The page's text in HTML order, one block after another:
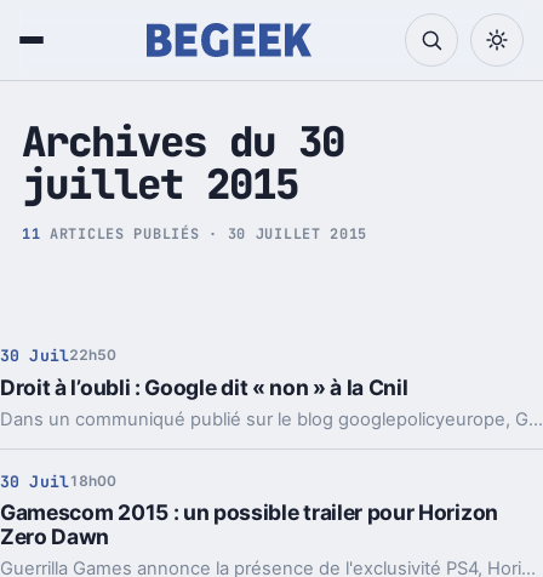
Tech et Pop culture
Archives du 30
juillet 2015
11 ARTICLES PUBLIÉS · 30 JUILLET 2015
30 Juil22h50
Droit à l’oubli : Google dit « non » à la Cnil
Dans un communiqué publié sur le blog googlepolicyeurope, Google réaffirme qu’il ne tient pas à faire de concession sur le droit à l’oubli concernant la version internationale de son moteur de recherche.
30 Juil18h00
Gamescom 2015 : un possible trailer pour Horizon
Zero Dawn
Guerrilla Games annonce la présence de l'exclusivité PS4, Horizon Zero Dawn, lors de la Gamescom 2015 à l'occasion d'un live sur la chaîne allemande Beans Rocket TV. Il faut s'attendre à de nouvelles informations et peut-être même un nouveau trailer.